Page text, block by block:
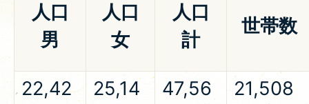
人口
男
人口
女
人口
計
世帯数
22,42
25,14
47,56
21,508